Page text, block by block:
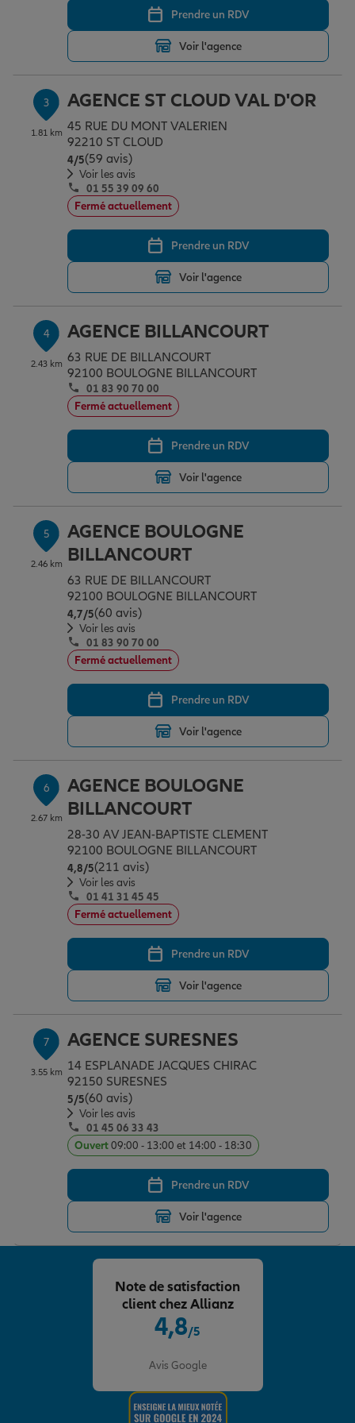
Garantie des accidents de la vie
Assurance scolaire
Protection juridique
Tous nos devis d'assurance
Prendre un RDV
Voir l'agence
3
1.81 km
AGENCE ST CLOUD VAL D'OR
45 RUE DU MONT VALERIEN
92210 ST CLOUD
4/5Note de 4 sur 5
(59 avis)
Voir les avis
01 55 39 09 60
Fermé actuellement
Prendre un RDV
Voir l'agence
4
2.43 km
AGENCE BILLANCOURT
63 RUE DE BILLANCOURT
92100 BOULOGNE BILLANCOURT
01 83 90 70 00
Fermé actuellement
Prendre un RDV
Voir l'agence
5
2.46 km
AGENCE BOULOGNE
BILLANCOURT
63 RUE DE BILLANCOURT
92100 BOULOGNE BILLANCOURT
4,7/5Note de 4.7 sur 5
(60 avis)
Voir les avis
01 83 90 70 00
Fermé actuellement
Prendre un RDV
Voir l'agence
6
2.67 km
AGENCE BOULOGNE
BILLANCOURT
28-30 AV JEAN-BAPTISTE CLEMENT
92100 BOULOGNE BILLANCOURT
4,8/5Note de 4.8 sur 5
(211 avis)
Voir les avis
01 41 31 45 45
Fermé actuellement
Prendre un RDV
Voir l'agence
7
3.55 km
AGENCE SURESNES
14 ESPLANADE JACQUES CHIRAC
92150 SURESNES
5/5Note de 5 sur 5
(60 avis)
Voir les avis
01 45 06 33 43
Ouvert09:00 - 13:00 et 14:00 - 18:30
Prendre un RDV
Voir l'agence
4,8/5
Avis Google
Note de satisfaction
client chez Allianz